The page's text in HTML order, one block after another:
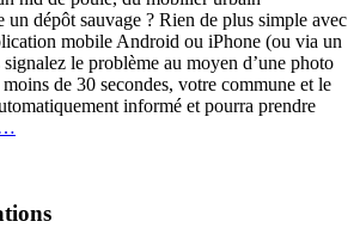
un dépôt sauvage ? Rien de plus simple avec
mobile Android ou iPhone (ou via un
le problème au moyen d’une photo
de 30 secondes, votre commune et le
informé et pourra prendre